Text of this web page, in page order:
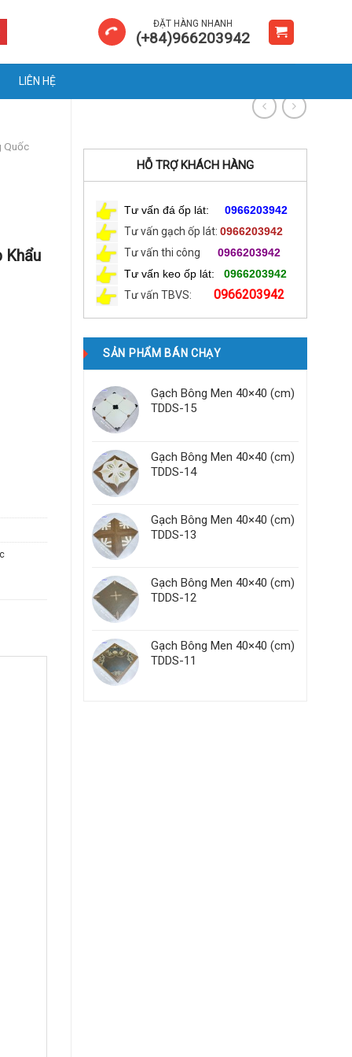
ĐẶT HÀNG NHANH
(+84)966203942
LIÊN HỆ
HỖ TRỢ KHÁCH HÀNG
Tư vấn đá ốp lát: 0966203942
Tư vấn gạch ốp lát: 0966203942
Tư vấn thi công
0966203942
Tư vấn keo ốp lát:
0966203942
Tư vấn TBVS:
0966203942
SẢN PHẨM BÁN CHẠY
Gạch Bông Men 40×40 (cm)
TDDS-15
Gạch Bông Men 40×40 (cm)
TDDS-14
Gạch Bông Men 40×40 (cm)
TDDS-13
Gạch Bông Men 40×40 (cm)
TDDS-12
Gạch Bông Men 40×40 (cm)
TDDS-11
Quốc
Khẩu